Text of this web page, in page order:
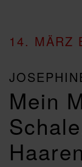
14. MÄRZ
Mein